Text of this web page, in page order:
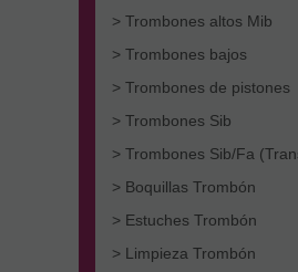
> Trombones altos Mib
> Trombones bajos
> Trombones de pistones
> Trombones Sib
> Trombones Sib/Fa
> Boquillas Trombón
> Estuches Trombón
> Limpieza Trombón